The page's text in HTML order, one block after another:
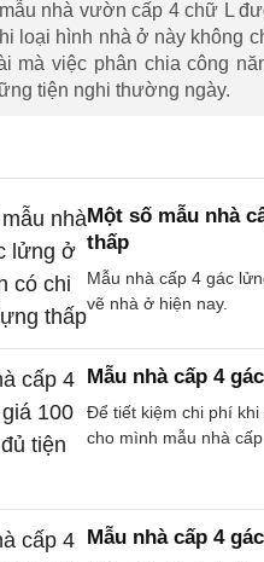
nhà vườn cấp 4 chữ L
loại hình nhà ở này không
mà việc phân chia công
tiện nghi thường ngày.
Một số mẫu nhà
thấp
Mẫu nhà cấp 4 gác
vẽ nhà ở hiện nay.
Mẫu nhà cấp 4
Để tiết kiệm chi phí
cho mình mẫu nhà
Mẫu nhà cấp 4